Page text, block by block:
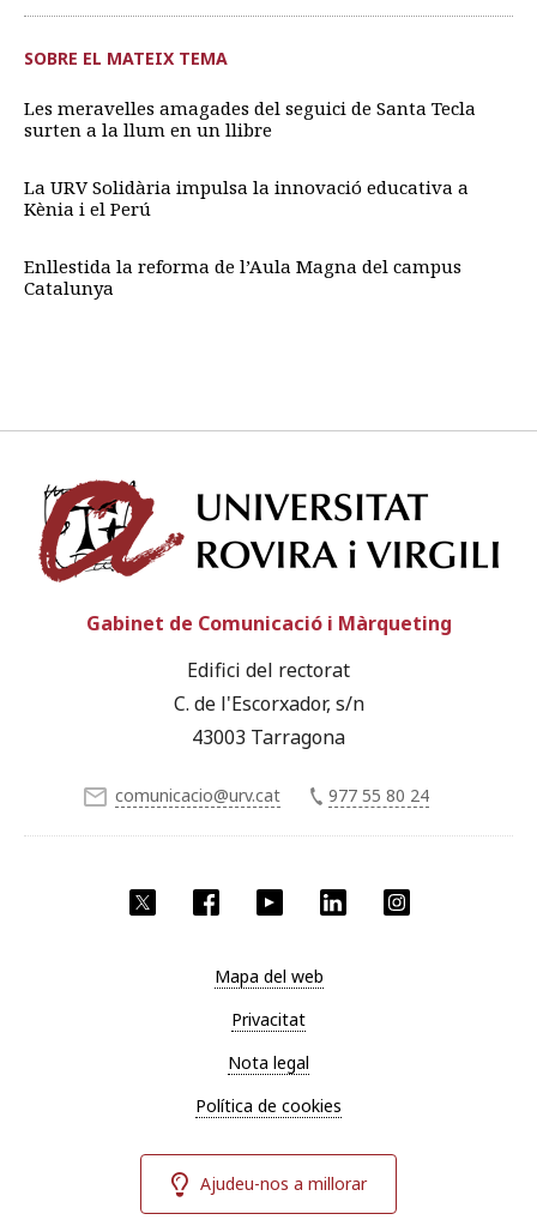
SOBRE EL MATEIX TEMA
Les meravelles amagades del seguici de Santa Tecla
surten a la llum en un llibre
La URV Solidària impulsa la innovació educativa a
Kènia i el Perú
Enllestida la reforma de l’Aula Magna del campus
Catalunya
Facebook YouTube LinkedIn
Gabinet de Comunicació i Màrqueting
Edifici del rectorat
C. de l'Escorxador, s/n
43003 Tarragona
comunicacio@urv.cat 977 55 80 24
Mapa del web
Privacitat
Nota legal
Política de cookies
Ajudeu-nos a millorar